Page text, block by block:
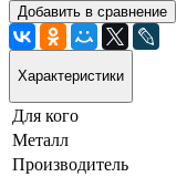
Добавить в сравнение
Характеристики
Для кого
Металл
Производитель